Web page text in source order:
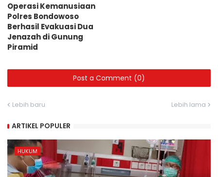
Operasi Kemanusiaan
Polres Bondowoso
Berhasil Evakuasi Dua
Jenazah di Gunung
Piramid
Post a Comment (0)
Lebih baru Lebih lama
ARTIKEL POPULER
HUKUM